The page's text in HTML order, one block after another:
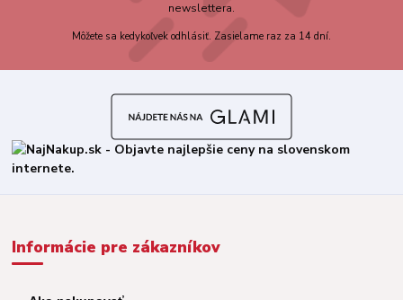
newslettera.
Môžete sa kedykoľvek odhlásiť. Zasielame raz za 14 dní.
Informácie pre zákazníkov